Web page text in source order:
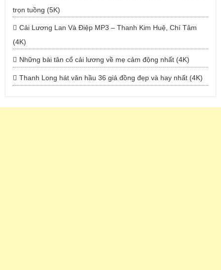
trọn tuồng (5K)
Cải Lương Lan Và Điệp MP3 – Thanh Kim Huệ, Chí Tâm
(4K)
Những bài tân cổ cải lương về mẹ cảm động nhất (4K)
Thanh Long hát văn hầu 36 giá đồng đẹp và hay nhất (4K)